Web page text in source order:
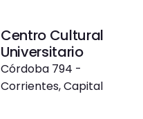
Centro Cultural
Universitario
Córdoba 794 -
Corrientes, Capital